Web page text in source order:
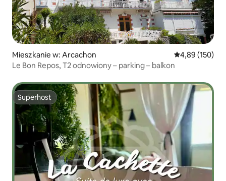
Mieszkanie w: Arcachon Średnia
4,89 (150)
Le Bon Repos, T2 odnowiony – parking – balkon
Superhost
Superhost